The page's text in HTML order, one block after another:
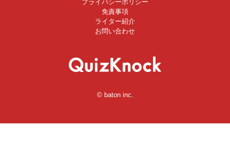
プライバシーポリシー
免責事項
ライター紹介
お問い合わせ
© baton inc.